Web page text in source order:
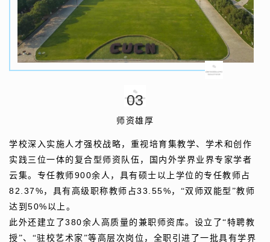
03
师资雄厚
学校深入实施人才强校战略，重视培育集教学、学术和创作
实践三位一体的复合型师资队伍，国内外学界业界专家学者
云集。专任教师 900余人，具有硕士以上学位的专任教师占
82.37% ，具有高级职称教师占33.55% ， “双师双能型”教师
达到 50% 以上。
此外还建立了380余人高质量的兼职师资库。设立了“特聘教
授”、“驻校艺术家”等高层次岗位，全职引进了一批具有学界